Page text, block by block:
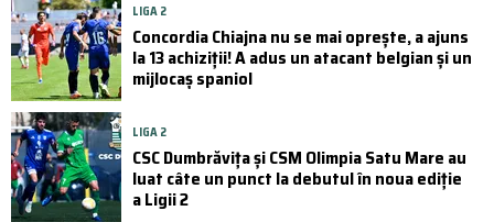
LIGA 2
Concordia Chiajna nu se mai oprește, a ajuns
la 13 achiziții! A adus un atacant belgian și un
mijlocaș spaniol
LIGA 2
CSC Dumbrăvița și CSM Olimpia Satu Mare au
luat câte un punct la debutul în noua ediție
a Ligii 2